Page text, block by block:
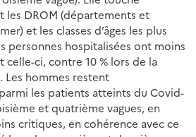
les DROM (départements et
et les classes d’âges les plus
personnes hospitalisées ont moins
celle-ci, contre 10 % lors de la
Les hommes restent
les patients atteints du Covid-
et quatrième vagues, en
critiques, en cohérence avec ce